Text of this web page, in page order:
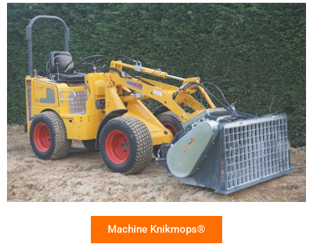
Machine Knikmops®